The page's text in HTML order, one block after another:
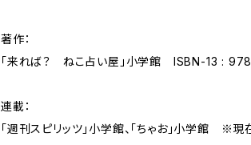
著作：
「来れば？ ねこ占い屋」小学館 ISBN-13 :
連載：
「週刊スピリッツ」小学館、「ちゃお」小学館 ※